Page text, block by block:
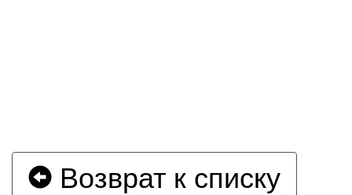
Возврат к списку